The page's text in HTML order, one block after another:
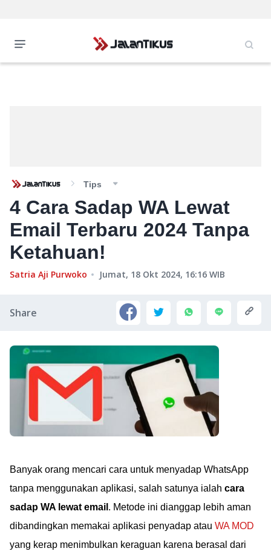
Tips
4 Cara Sadap WA Lewat
Email Terbaru 2024 Tanpa
Ketahuan!
Satria Aji Purwoko Jumat, 18 Okt 2024, 16:16 WIB
Share
Banyak orang mencari cara untuk menyadap WhatsApp
tanpa menggunakan aplikasi, salah satunya ialah cara
sadap WA lewat email . Metode ini dianggap lebih aman
dibandingkan memakai aplikasi penyadap atau WA MOD
yang kerap menimbulkan keraguan karena berasal dari